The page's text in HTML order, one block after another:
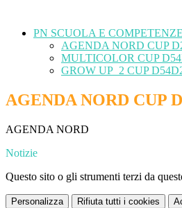
PN SCUOLA E
AGENDA NORD CUP
MULTICOLOR CUP
GROW UP_2 CUP
AGENDA NORD CUP
AGENDA NORD
Notizie
Questo sito o gli strumenti terzi da
Personalizza Rifiuta tutti i cookies